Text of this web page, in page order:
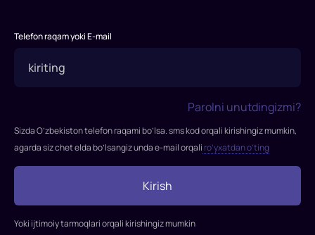
Telefon raqam yoki E-mail
Parolni unutdingizmi?
Sizda O’zbekiston telefon raqami bo’lsa. sms kod orqali kirishingiz mumkin,
agarda siz chet elda bo’lsangiz unda e-mail orqali ro’yxatdan o’ting
Kirish
Yoki ijtimoiy tarmoqlari orqali kirishingiz mumkin